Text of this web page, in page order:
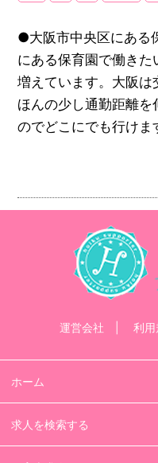
●大阪市中央区にある
にある保育園で働き
増えています。大阪は
ほんの少し通勤距離
のでどこにでも行け
運営会社 利用
ホーム
求人を検索する